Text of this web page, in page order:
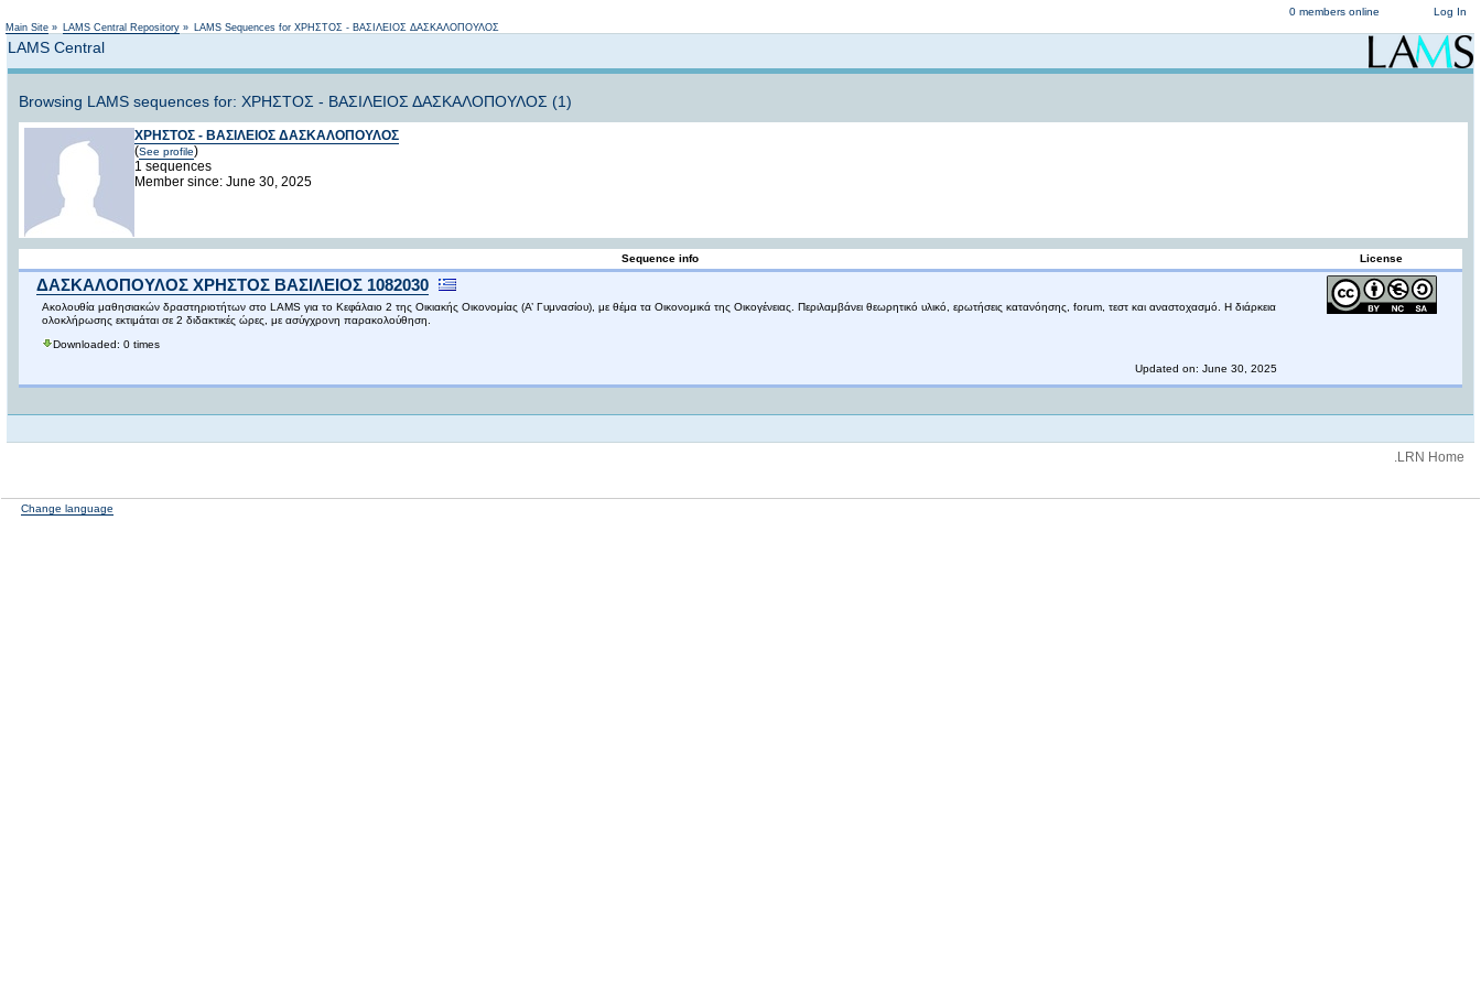
Log In
0 members online
Main Site » LAMS Central Repository » LAMS Sequences for ΧΡΗΣΤΟΣ - ΒΑΣΙΛΕΙΟΣ ΔΑΣΚΑΛΟΠΟΥΛΟΣ
LAMS Central
Browsing LAMS sequences for: ΧΡΗΣΤΟΣ - ΒΑΣΙΛΕΙΟΣ ΔΑΣΚΑΛΟΠΟΥΛΟΣ (1)
ΧΡΗΣΤΟΣ - ΒΑΣΙΛΕΙΟΣ ΔΑΣΚΑΛΟΠΟΥΛΟΣ
(See profile)
1 sequences
Member since: June 30, 2025
Sequence info License
ΔΑΣΚΑΛΟΠΟΥΛΟΣ ΧΡΗΣΤΟΣ ΒΑΣΙΛΕΙΟΣ 1082030
Ακολουθία μαθησιακών δραστηριοτήτων στο LAMS για το Κεφάλαιο 2 της Οικιακής Οικονομίας (Α’ Γυμνασίου), με θέμα τα Οικονομικά της Οικογένειας. Περιλαμβάνει θεωρητικό υλικό, ερωτήσεις κατανόησης, forum, τεστ και αναστοχασμό. Η διάρκεια
ολοκλήρωσης εκτιμάται σε 2 διδακτικές ώρες, με ασύγχρονη παρακολούθηση.
Downloaded: 0 times
Updated on: June 30, 2025
.LRN Home
Change language